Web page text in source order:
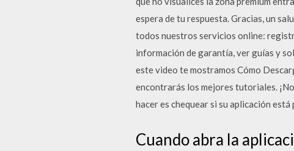
espera de tu respuesta. Gracias, un
todos nuestros servicios online:
información de garantía, ver guías y
este video te mostramos Cómo
encontrarás los mejores tutoriales.
hacer es chequear si su aplicación
Cuando abra la